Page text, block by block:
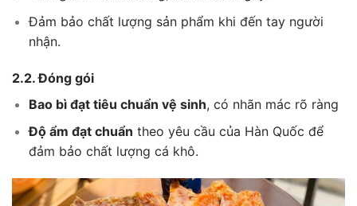
Đảm bảo chất lượng sản phẩm khi đến tay người
nhận.
2.2. Đóng gói
Bao bì đạt tiêu chuẩn vệ sinh, có nhãn mác rõ ràng
Độ ẩm đạt chuẩn theo yêu cầu của Hàn Quốc để
đảm bảo chất lượng cá khô.